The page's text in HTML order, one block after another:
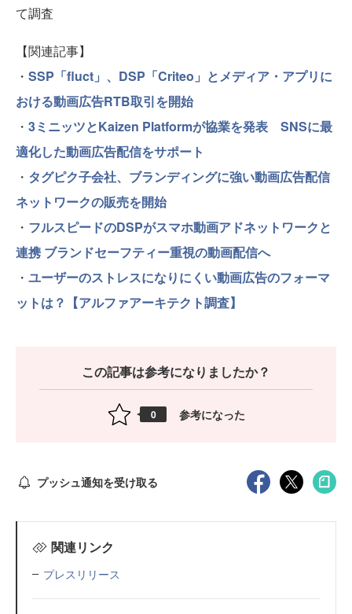
て調査
【関連記事】
・ SSP「fluct」、DSP「Criteo」とメディア・アプリに
おける動画広告RTB取引を開始
・ 3ミニッツとKaizen Platformが協業を発表 SNSに最
適化した動画広告配信をサポート
・ タグピク子会社、ブランディングに強い動画広告配信
ネットワークの販売を開始
・ フルスピードのDSPがスマホ動画アドネットワークと
連携 ブランドセーフティー重視の動画配信へ
・ ユーザーのストレスになりにくい動画広告のフォーマ
ットは？【アルファアーキテクト調査】
この記事は参考になりましたか？
0 参考になった
プッシュ通知を受け取る
関連リンク
プレスリリース